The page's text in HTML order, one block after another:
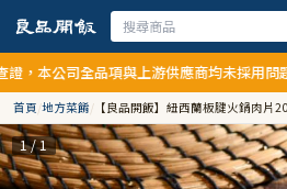
本公司全品項與上游供應商均未採用問題
首頁/地方菜餚/ 【良品開飯】紐西蘭板腱火鍋肉片
1 / 1